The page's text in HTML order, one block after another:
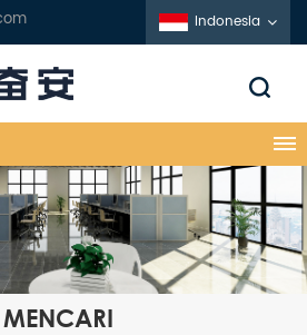
Indonesia
MENCARI